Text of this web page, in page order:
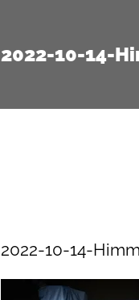
2022-10-14-
2022-10-14-